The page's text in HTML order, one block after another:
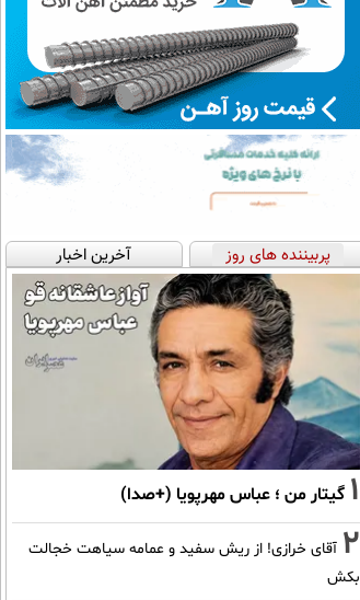
پربیننده های روز آخرین اخبار
1 گیتار من ؛ عباس مهرپویا (+صدا)
2 آقای خرازی! از ریش سفید و عمامه سیاهت خجالت
بکش